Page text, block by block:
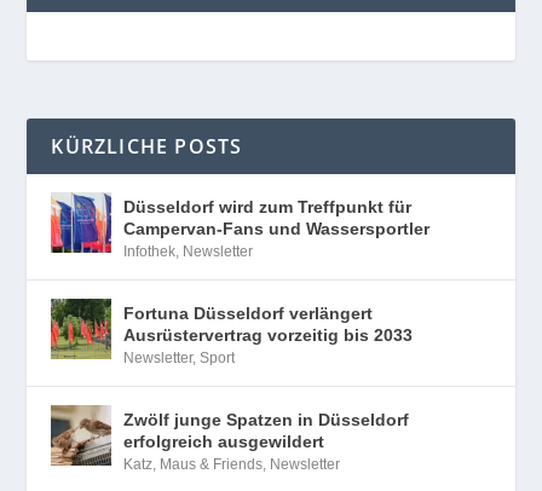
KÜRZLICHE POSTS
Düsseldorf wird zum Treffpunkt für
Campervan-Fans und Wassersportler
Infothek, Newsletter
Fortuna Düsseldorf verlängert
Ausrüstervertrag vorzeitig bis 2033
Newsletter,Sport
Zwölf junge Spatzen in Düsseldorf
erfolgreich ausgewildert
Katz, Maus & Friends, Newsletter